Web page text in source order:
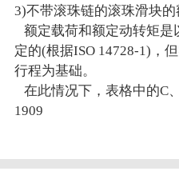
3)不带滚珠链的滚珠滑块的
额定载荷和额定动转矩是
定的(根据ISO 14728-1)，
行程为基础。
在此情况下，表格中的C
1909